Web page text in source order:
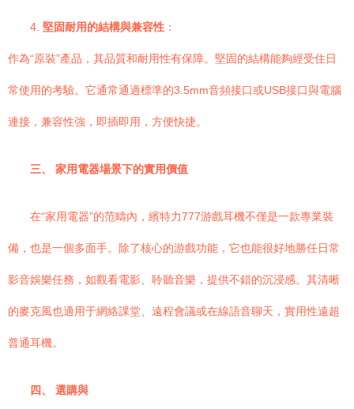
4. 堅固耐用的結構與兼容性 ：
作為“原裝”產品，其品質和耐用性有保障。堅固的結構能夠經受住日
常使用的考驗。它通常通過標準的3.5mm音頻接口或USB接口與電腦
連接，兼容性強，即插即用，方便快捷。
三、 家用電器場景下的實用價值
在“家用電器”的范疇內，繽特力777游戲耳機不僅是一款專業裝
備，也是一個多面手。除了核心的游戲功能，它也能很好地勝任日常
影音娛樂任務，如觀看電影、聆聽音樂，提供不錯的沉浸感。其清晰
的麥克風也適用于網絡課堂、遠程會議或在線語音聊天，實用性遠超
普通耳機。
四、 選購與